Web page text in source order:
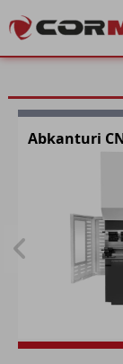
Abkanturi